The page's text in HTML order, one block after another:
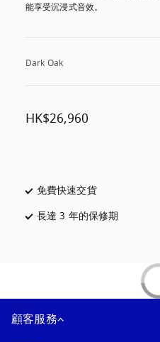
能享受沉浸式音效。
Dark Oak
HK$26,960
免費快速交貨以新標籤頁開啟
長達 3 年的保修期
顧客服務